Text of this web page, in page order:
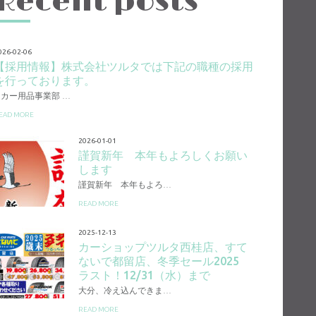
02-06
採用情報】株式会社ツルタでは下記の職種の採用
行っております。
ー用品事業部 …
MORE
2026-01-01
謹賀新年 本年もよろしくお願い
します
謹賀新年 本年もよろ…
READ MORE
2025-12-13
カーショップツルタ西桂店、すて
ないで都留店、冬季セール2025
ラスト！12/31（水）まで
大分、冷え込んできま…
READ MORE